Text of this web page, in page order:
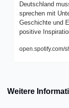
Deutschland
sprechen mit
Geschichte und
positive
open.spotify.com/
Weitere